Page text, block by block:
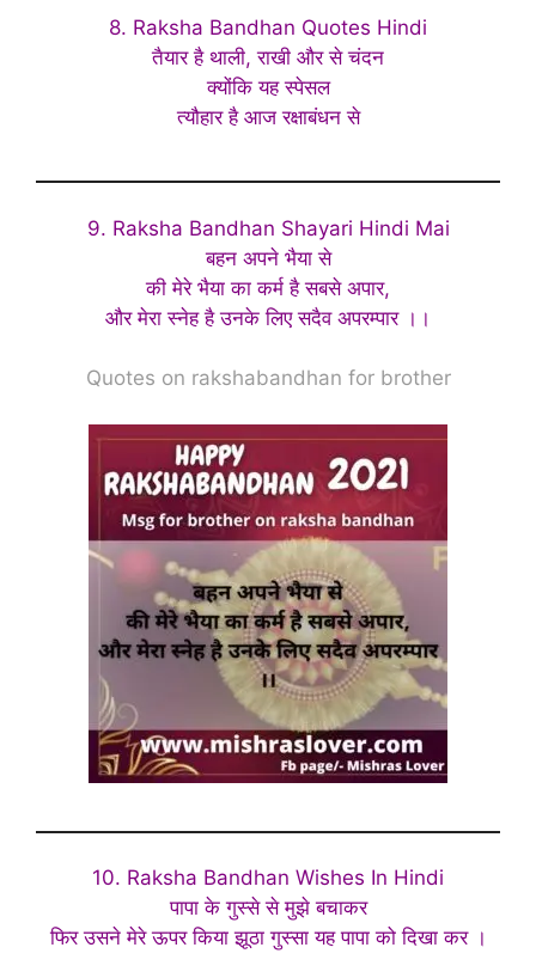
8. Raksha Bandhan Quotes Hindi
तैयार है थाली, राखी और से चंदन
क्योंकि यह स्पेसल
त्यौहार है आज रक्षाबंधन से
9. Raksha Bandhan Shayari Hindi Mai
बहन अपने भैया से
की मेरे भैया का कर्म है सबसे अपार,
और मेरा स्नेह है उनके लिए सदैव अपरम्पार ।।
Quotes on rakshabandhan for brother
10. Raksha Bandhan Wishes In Hindi
पापा के गुस्से से मुझे बचाकर
फिर उसने मेरे ऊपर किया झूठा गुस्सा यह पापा को दिखा कर ।